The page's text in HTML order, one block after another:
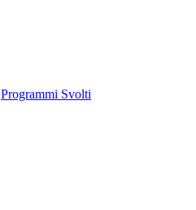
Programmi Svolti